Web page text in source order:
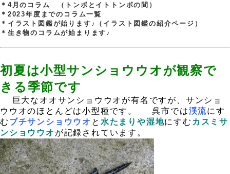
＊4月のコラム （トンボとイトトンボの間）
＊2023年度までのコラム一覧
＊イラスト図鑑が始ります♪（イラスト図鑑の紹介ページ）
＊生き物のコラムが始まります♪
初夏は小型サンショウウオが観察で
きる季節です
巨大なオオサンショウウオが有名ですが、サンショ
ウウオのほとんどは小型種です。
呉市では渓流にす
む ブチサンショウウオ と 水たまりや湿地にすむ カスミサ
ンショウウオ が記録されています。